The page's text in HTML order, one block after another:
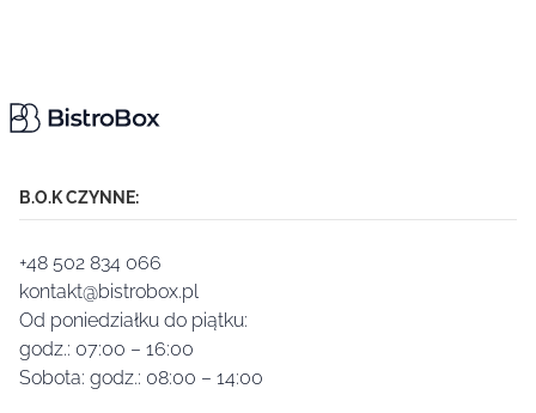
B.O.K CZYNNE:
+48 502 834 066
kontakt@bistrobox.pl
Od poniedziałku do piątku:
godz.: 07:00 – 16:00
Sobota: godz.: 08:00 – 14:00